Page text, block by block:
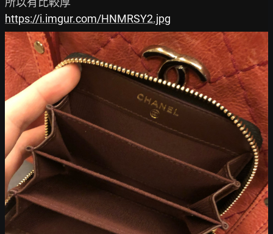
https://i.imgur.com/HNMRSY2.jpg